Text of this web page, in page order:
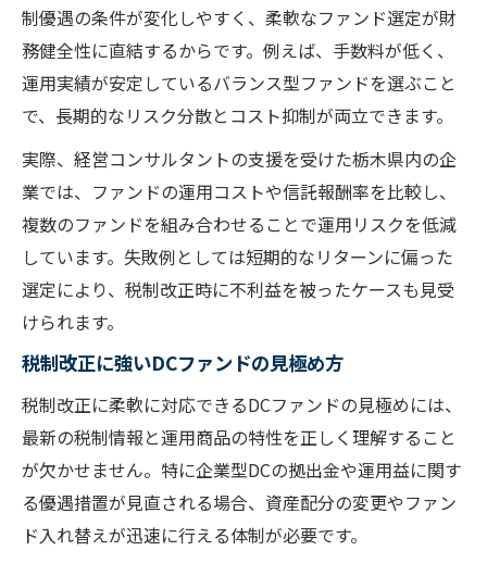
制優遇の条件が変化しやすく、柔軟なファンド選定が財
務健全性に直結するからです。例えば、手数料が低く、
運用実績が安定しているバランス型ファンドを選ぶこと
で、長期的なリスク分散とコスト抑制が両立できます。
実際、経営コンサルタントの支援を受けた栃木県内の企
業では、ファンドの運用コストや信託報酬率を比較し、
複数のファンドを組み合わせることで運用リスクを低減
しています。失敗例としては短期的なリターンに偏った
選定により、税制改正時に不利益を被ったケースも見受
けられます。
税制改正に強いDCファンドの見極め方
税制改正に柔軟に対応できるDCファンドの見極めには、
最新の税制情報と運用商品の特性を正しく理解すること
が欠かせません。特に企業型DCの拠出金や運用益に関す
る優遇措置が見直される場合、資産配分の変更やファン
ド入れ替えが迅速に行える体制が必要です。